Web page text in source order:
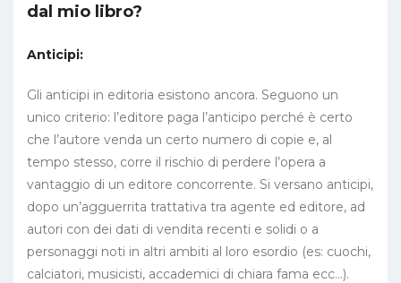
dal mio libro?
Anticipi:
Gli anticipi in editoria esistono ancora. Seguono un
unico criterio: l’editore paga l’anticipo perché è certo
che l’autore venda un certo numero di copie e, al
tempo stesso, corre il rischio di perdere l’opera a
vantaggio di un editore concorrente. Si versano anticipi,
dopo un’agguerrita trattativa tra agente ed editore, ad
autori con dei dati di vendita recenti e solidi o a
personaggi noti in altri ambiti al loro esordio (es: cuochi,
calciatori, musicisti, accademici di chiara fama ecc…).